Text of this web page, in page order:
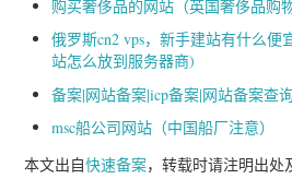
购买奢侈品的网站（英国奢侈品购
俄罗斯cn2 vps，新手建站有什么便
站怎么放到服务器商)
备案|网站备案|icp备案|网站备案查
msc船公司网站（中国船厂注意）
本文出自快速备案，转载时请注明出处